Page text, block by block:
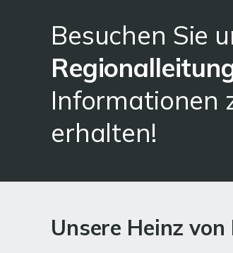
Besuchen Sie
Informationen
erhalten!
Unsere Heinz